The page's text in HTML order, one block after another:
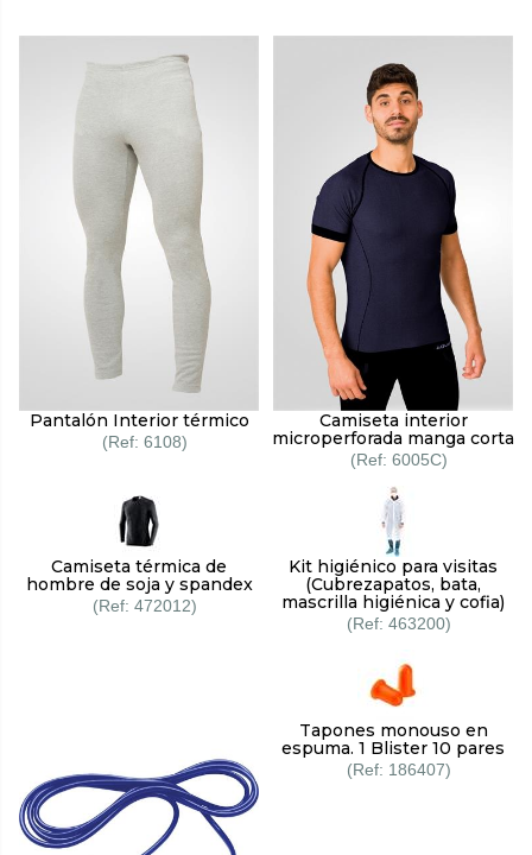
Pantalón Interior térmico
6108
Camiseta interior
microperforada manga corta
6005C
Camiseta térmica de
hombre de soja y spandex
472012
Kit higiénico para visitas
(Cubrezapatos, bata,
mascrilla higiénica y cofia)
463200
Tapones monouso en
espuma. 1 Blister 10 pares
186407